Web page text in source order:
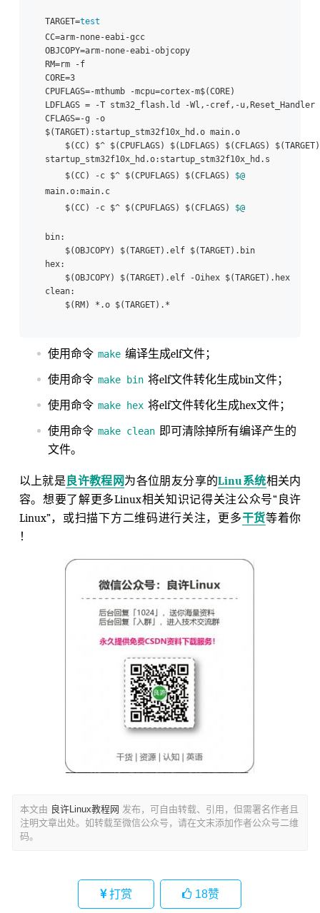
TARGET=test
CC=arm-none-eabi-gcc
OBJCOPY=arm-none-eabi-objcopy
RM=rm -f
CORE=3
CPUFLAGS=-mthumb -mcpu=cortex-m$(CORE)
LDFLAGS = -T stm32_flash.ld -Wl,-cref,-
CFLAGS=-g -o
$(TARGET):startup_stm32f10x_hd.o main.o
$(CC) $^ $(CPUFLAGS) $(LDFLAGS) $(CFLAGS)
startup_stm32f10x_hd.o:startup_stm32f10x_hd.s
$(CC) -c $^ $(CPUFLAGS) $(CFLAGS) $@
main.o:main.c
$(CC) -c $^ $(CPUFLAGS) $(CFLAGS) $@
bin:
$(OBJCOPY) $(TARGET).elf $(TARGET).bin
hex:
$(OBJCOPY) $(TARGET).elf -Oihex $(TARGET).hex
clean:
使用命令 make 编译生成elf文件；
使用命令 make bin 将elf文件转化生成bin文件；
使用命令 make hex 将elf文件转化生成hex文件；
使用命令 make clean 即可清除掉所有编译产生的
文件。
以上就是良许教程网为各位朋友分享的Linu系统相关内
容。想要了解更多Linux相关知识记得关注公众号“良许
Linux”，或扫描下方二维码进行关注，更多干货等着你
！
本文由 良许Linux教程网 发布，可自由转载、引用，但需署名作者且
注明文章出处。如转载至微信公众号，请在文末添加作者公众号二维
码。
打赏 18赞